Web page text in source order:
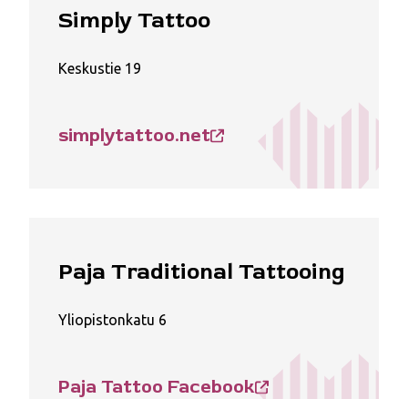
Simply Tattoo
Keskustie 19
simplytattoo.net
Paja Traditional Tattooing
Yliopistonkatu 6
Paja Tattoo Facebook